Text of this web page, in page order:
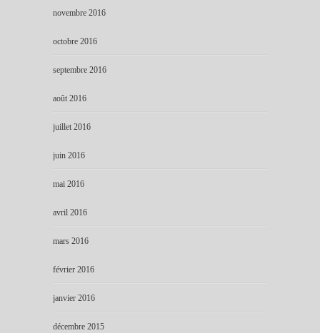
novembre 2016
octobre 2016
septembre 2016
août 2016
juillet 2016
juin 2016
mai 2016
avril 2016
mars 2016
février 2016
janvier 2016
décembre 2015